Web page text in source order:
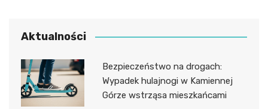
Aktualności
Bezpieczeństwo na drogach:
Wypadek hulajnogi w Kamiennej
Górze wstrząsa mieszkańcami